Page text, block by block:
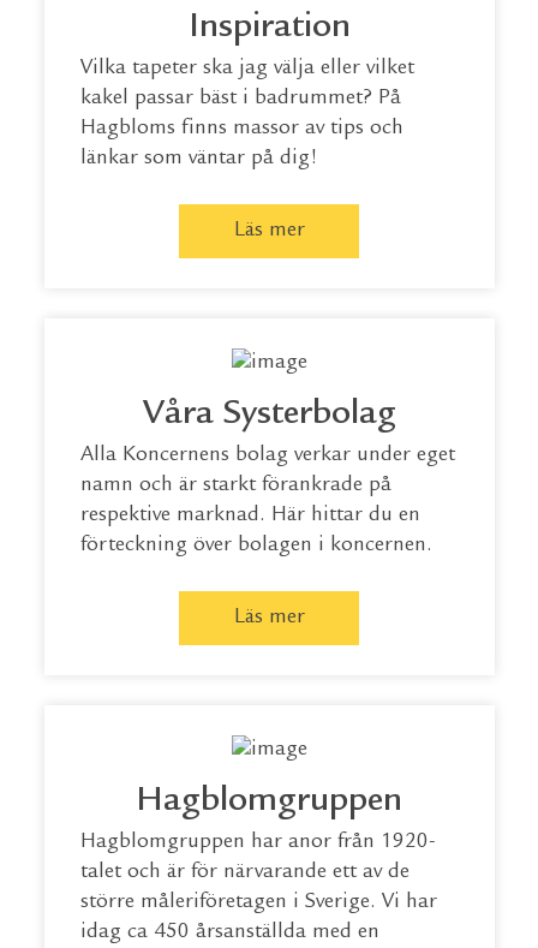
Inspiration
Vilka tapeter ska jag välja eller vilket
kakel passar bäst i badrummet? På
Hagbloms finns massor av tips och
länkar som väntar på dig!
Läs mer
Våra Systerbolag
Alla Koncernens bolag verkar under eget
namn och är starkt förankrade på
respektive marknad. Här hittar du en
förteckning över bolagen i koncernen.
Läs mer
Hagblomgruppen
Hagblomgruppen har anor från 1920-
talet och är för närvarande ett av de
större måleriföretagen i Sverige. Vi har
idag ca 450 årsanställda med en